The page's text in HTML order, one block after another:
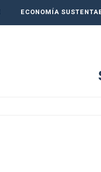
ECONOMÍA